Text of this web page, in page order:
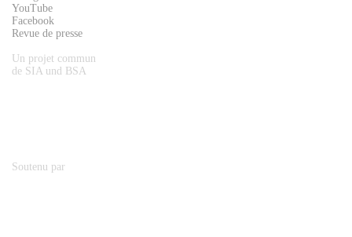
YouTube
Facebook
Revue de presse
Un projet commun
de SIA und BSA
Soutenu par